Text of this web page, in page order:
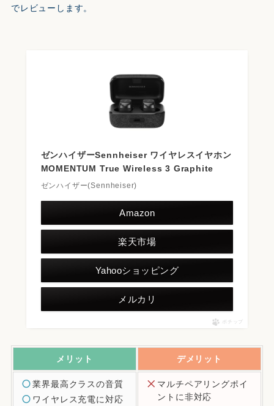
でレビューします。
ゼンハイザーSennheiser ワイヤレスイヤホン
MOMENTUM True Wireless 3 Graphite
ゼンハイザー(Sennheiser)
Amazon
楽天市場
Yahooショッピング
メルカリ
ポチップ
メリット デメリット
業界最高クラスの音質
ワイヤレス充電に対応
マルチペアリングポイ
ントに非対応